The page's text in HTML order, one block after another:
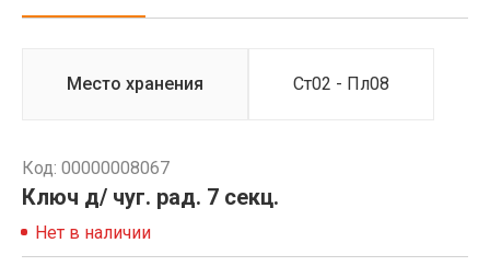
Место хранения Ст02 - Пл08
Код: 00000008067
Ключ д/ чуг. рад. 7 секц.
Нет в наличии